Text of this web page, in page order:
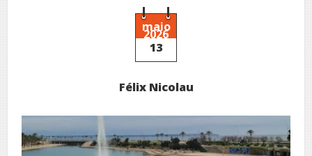
maio
2026
13
Félix Nicolau